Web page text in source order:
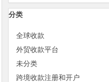
分类
全球收款
外贸收款平台
未分类
跨境收款注册和开户